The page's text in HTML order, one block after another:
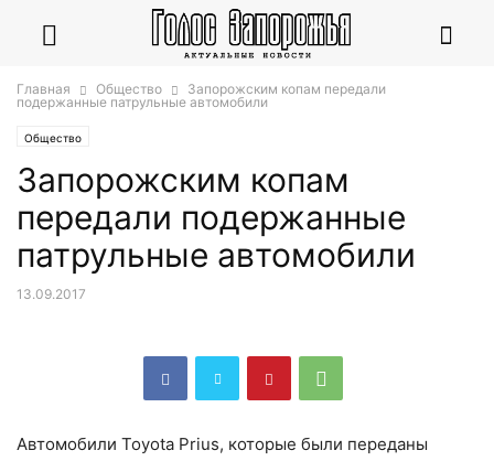
Главная Общество
Запорожским копам передали
подержанные патрульные автомобили
Общество
Запорожским копам
передали подержанные
патрульные автомобили
13.09.2017
Автомобили Toyota Prius, которые были переданы